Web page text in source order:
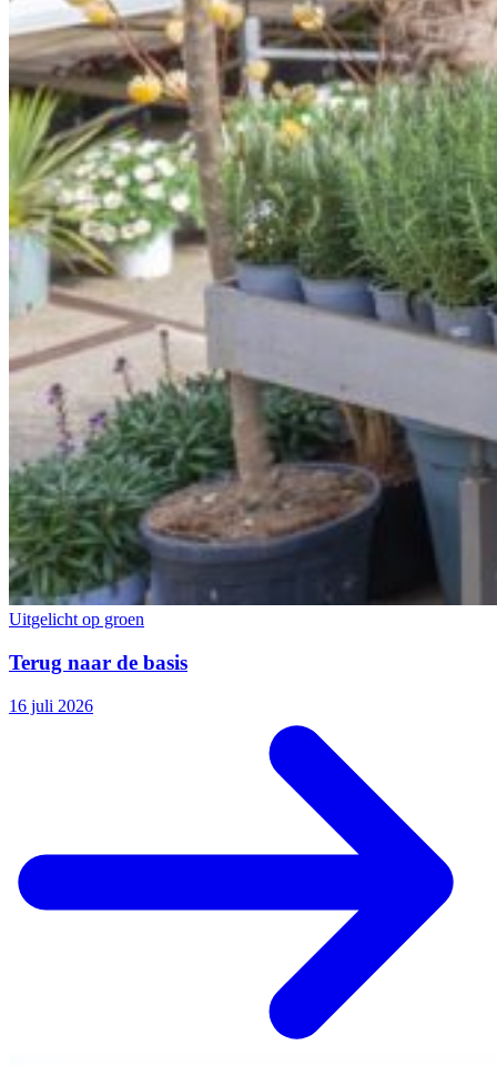
Uitgelicht op groen
Terug naar de basis
16 juli 2026